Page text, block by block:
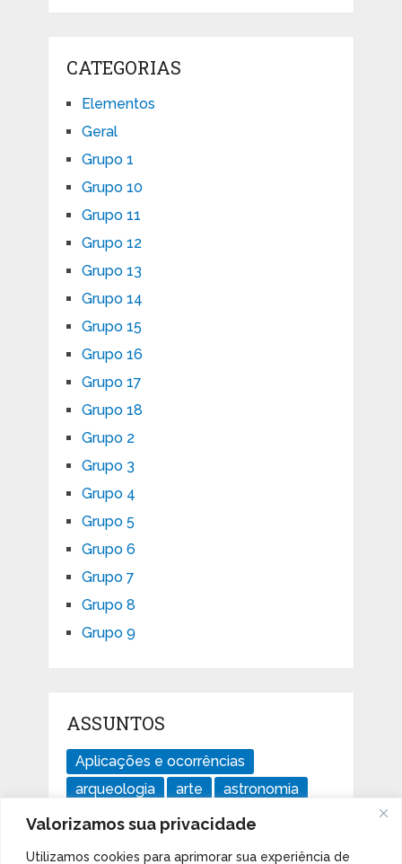
Valorizamos sua privacidade
Utilizamos cookies para aprimorar sua experiência de
CATEGORIAS
Elementos
Geral
Grupo 1
Grupo 10
Grupo 11
Grupo 12
Grupo 13
Grupo 14
Grupo 15
Grupo 16
Grupo 17
Grupo 18
Grupo 2
Grupo 3
Grupo 4
Grupo 5
Grupo 6
Grupo 7
Grupo 8
Grupo 9
ASSUNTOS
Aplicações e ocorrências
arqueologia
arte
astronomia
ensaios
geologia